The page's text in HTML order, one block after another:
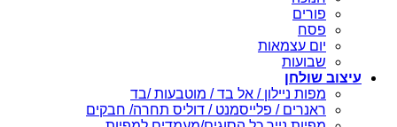
פורים
פסח
יום עצמאות
שבועות
עיצוב שולחן
מפות ניילון / אל בד / מוטבעות /בד
ראנרים / פלייסמנט / דוליס תחרה/ חבקים